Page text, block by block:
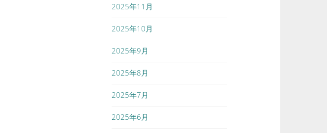
2025年11月
2025年10月
2025年9月
2025年8月
2025年7月
2025年6月